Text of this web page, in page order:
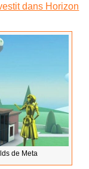
dans Horizon
de Meta